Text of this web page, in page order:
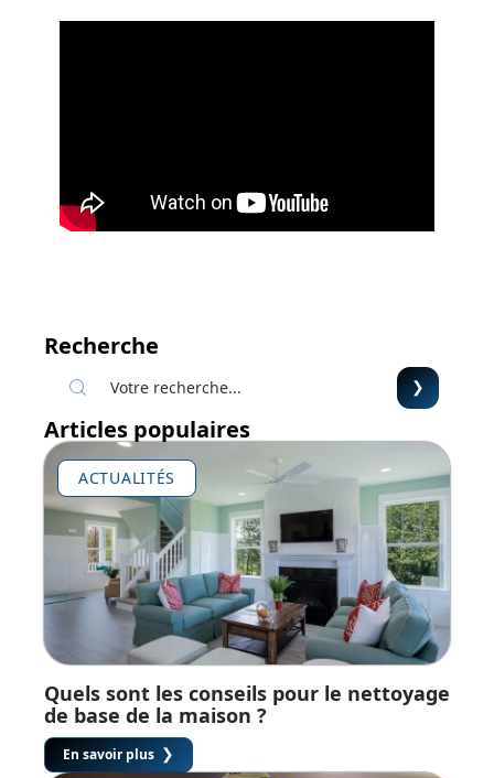
Recherche
Articles populaires
ACTUALITÉS
Quels sont les conseils pour le nettoyage
de base de la maison ?
En savoir plus